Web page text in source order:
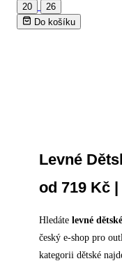
20
26
Do košíku
Levné
od 719 Kč
Hledáte levné
český e-shop pro
kategorii dětské